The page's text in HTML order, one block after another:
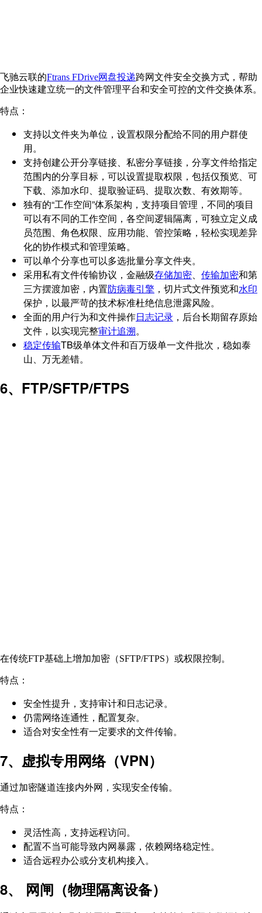
飞驰云联的Ftrans FDrive网盘投递跨网文件安全交换方式，帮助
企业快速建立统一的文件管理平台和安全可控的文件交换体系。
特点：
支持以文件夹为单位，设置权限分配给不同的用户群使
用。
支持创建公开分享链接、私密分享链接，分享文件给指定
范围内的分享目标，可以设置提取权限，包括仅预览、可
下载、添加水印、提取验证码、提取次数、有效期等。
独有的“工作空间”体系架构，支持项目管理，不同的项目
可以有不同的工作空间，各空间逻辑隔离，可独立定义成
员范围、角色权限、应用功能、管控策略，轻松实现差异
化的协作模式和管理策略。
可以单个分享也可以多选批量分享文件夹。
采用私有文件传输协议，金融级存储加密、 传输加密和第
三方摆渡加密，内置防病毒引擎 ，切片式文件预览和水印
保护，以最严苛的技术标准杜绝信息泄露风险。
全面的用户行为和文件操作日志记录 ，后台长期留存原始
文件，以实现完整审计追溯。
稳定传输TB级单体文件和百万级单一文件批次，稳如泰
山、万无差错。
6、FTP/SFTP/FTPS
在传统FTP基础上增加加密（SFTP/FTPS）或权限控制。
特点：
安全性提升，支持审计和日志记录。
仍需网络连通性，配置复杂。
适合对安全性有一定要求的文件传输。
7、虚拟专用网络（VPN）
通过加密隧道连接内外网，实现安全传输。
特点：
灵活性高，支持远程访问。
配置不当可能导致内网暴露，依赖网络稳定性。
适合远程办公或分支机构接入。
8、 网闸（物理隔离设备）